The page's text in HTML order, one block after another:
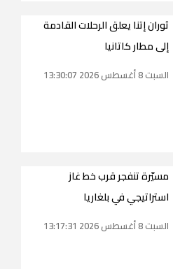
ثوران إتنا يعلق الرحلات القادمة
إلى مطار كاتانيا
السبت 8 أغسطس 2026 13:30:07
مسيّرة تنفجر قرب خط غاز
استراتيجي في بلغاريا
السبت 8 أغسطس 2026 13:17:31